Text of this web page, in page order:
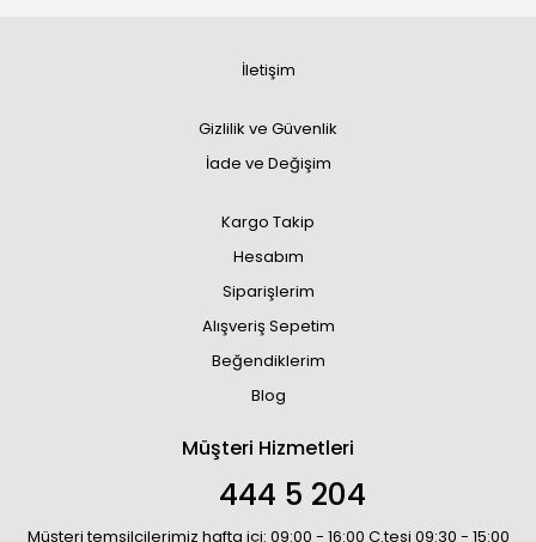
İletişim
Gizlilik ve Güvenlik
İade ve Değişim
Kargo Takip
Hesabım
Siparişlerim
Alışveriş Sepetim
Beğendiklerim
Blog
Müşteri Hizmetleri
444 5 204
Müşteri temsilcilerimiz hafta içi: 09:00 - 16:00 C.tesi 09:30 - 15:00